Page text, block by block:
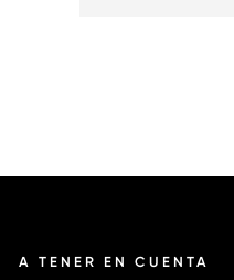
A TENER EN CUENTA